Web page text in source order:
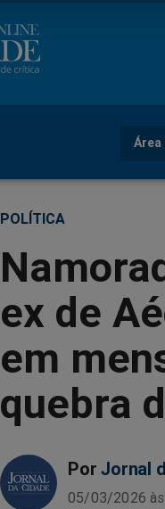
Área
POLÍTICA
ex de
em
quebra
Por Jornal
05/03/2026